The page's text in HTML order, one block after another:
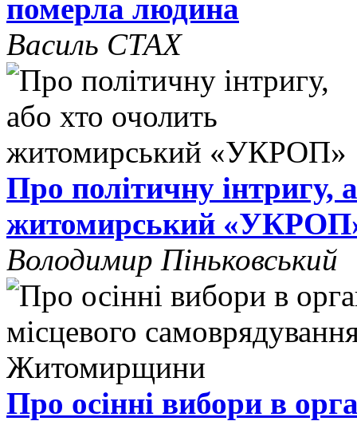
померла людина
Василь СТАХ
Про політичну інтригу,
житомирський
Володимир Піньковський
Про осінні вибори в